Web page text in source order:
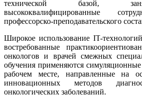
технической базой,
высококвалифицированные
профессорско-преподавательского
Широкое использование IT-
востребованные
онкологов и врачей смежных
обучения применяются
рабочем месте, направленные на
инновационных методов
онкологических заболеваний.